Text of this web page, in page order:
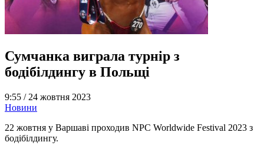
Сумчанка виграла турнір з
бодібілдингу в Польщі
9:55 / 24 жовтня 2023
Новини
22 жовтня у Варшаві проходив NPC Worldwide Festival 2023 з
бодібілдингу.